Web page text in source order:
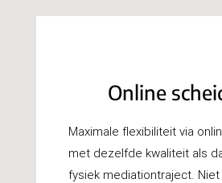
Online
Maximale flexibiliteit via
met dezelfde kwaliteit als
fysiek mediationtraject.